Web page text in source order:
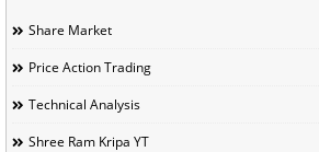
Share Market
Price Action Trading
Technical Analysis
Shree Ram Kripa YT